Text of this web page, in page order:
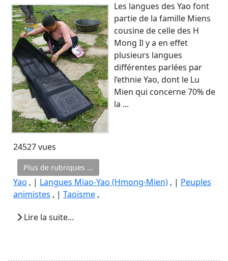
Les langues des Yao font
partie de la famille Miens
cousine de celle des H
Mong Il y a en effet
plusieurs langues
différentes parlées par
l’ethnie Yao, dont le Lu
Mien qui concerne 70% de
la ...
24527 vues
Plus de rubriques ...
Yao , | Langues Miao-Yao (Hmong-Mien) , | Peuples
animistes , | Taoïsme ,
Lire la suite...